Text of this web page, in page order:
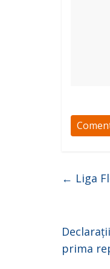
← Liga
prima